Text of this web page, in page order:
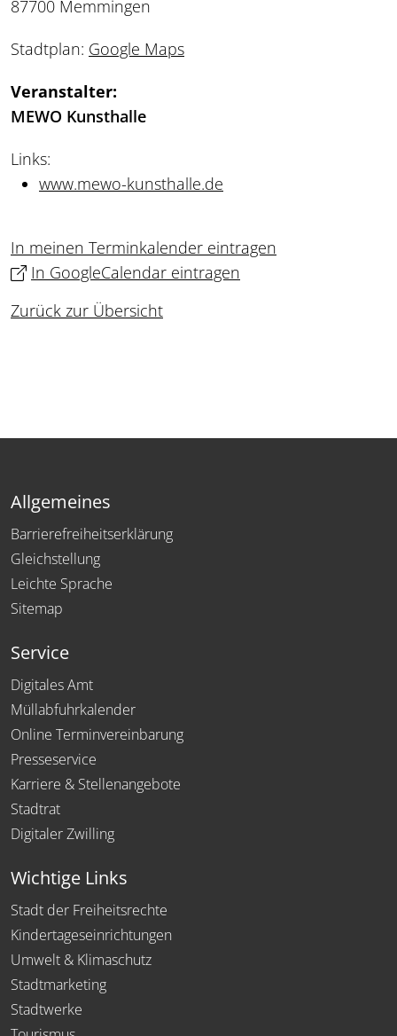
87700 Memmingen
Stadtplan: Google Maps
Veranstalter:
MEWO Kunsthalle
Links:
www.mewo-kunsthalle.de
In meinen Terminkalender eintragen
In GoogleCalendar eintragen
Zurück zur Übersicht
Allgemeines
Barrierefreiheitserklärung
Gleichstellung
Leichte Sprache
Sitemap
Service
Digitales Amt
Müllabfuhrkalender
Online Terminvereinbarung
Presseservice
Karriere & Stellenangebote
Stadtrat
Digitaler Zwilling
Wichtige Links
Stadt der Freiheitsrechte
Kindertageseinrichtungen
Umwelt & Klimaschutz
Stadtmarketing
Stadtwerke